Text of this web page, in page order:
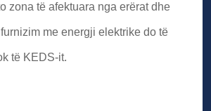
zona të afektuara nga erërat dhe
me energji elektrike do të
të KEDS-it.